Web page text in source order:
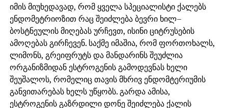
იმის მიუხედავად, რომ ყველა სპეციალისტი ქალებს
ენდომეტრიოზით რაც შეიძლება ბევრი ხილ–
ბოსტნეულის მიღებას ურჩევთ, ისინი ციტრუსების
ამოღებას გირჩევენ. საქმე იმაშია, რომ ფორთოხალს,
ლიმონს, გრეიფრუტს და მანდარინს შეუძლია
ორგანიზმიდან ესტროგენის გამოდევნას ხელი
შეუშალოს, რომელიც თავის მხრივ ენდომტერიუმის
განვითარებას ხელს უწყობს. გარდა ამისა,
ესტროგენის გაზრდილი დონე შეიძლება ქალის